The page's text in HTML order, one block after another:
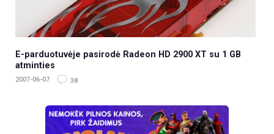
E-parduotuvėje pasirodė Radeon HD 2900 XT su 1 GB
atminties
2007-06-07 38